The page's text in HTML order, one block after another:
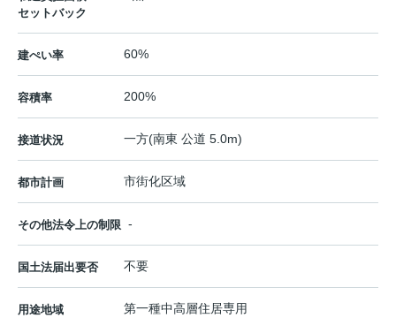
セットバック
建ぺい率 60%
容積率 200%
接道状況 一方(南東 公道 5.0m)
都市計画 市街化区域
その他法令上の制限 -
国土法届出要否 不要
用途地域 第一種中高層住居専用